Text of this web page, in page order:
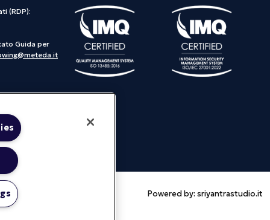
(RDP):
Guida per
Powered by: sriyantrastudio.it